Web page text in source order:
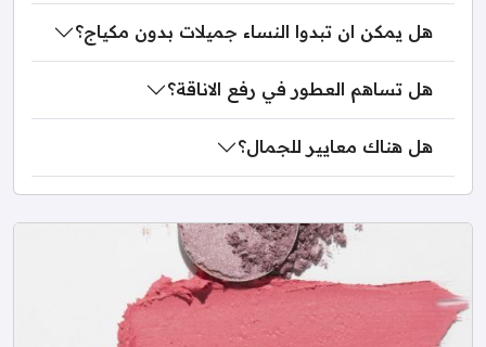
هل يمكن ان تبدوا النساء جميلات بدون مكياج؟
هل تساهم العطور في رفع الاناقة؟
هل هناك معايير للجمال؟